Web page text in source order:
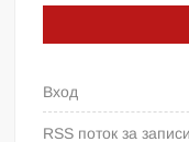
Вход
RSS поток за записи